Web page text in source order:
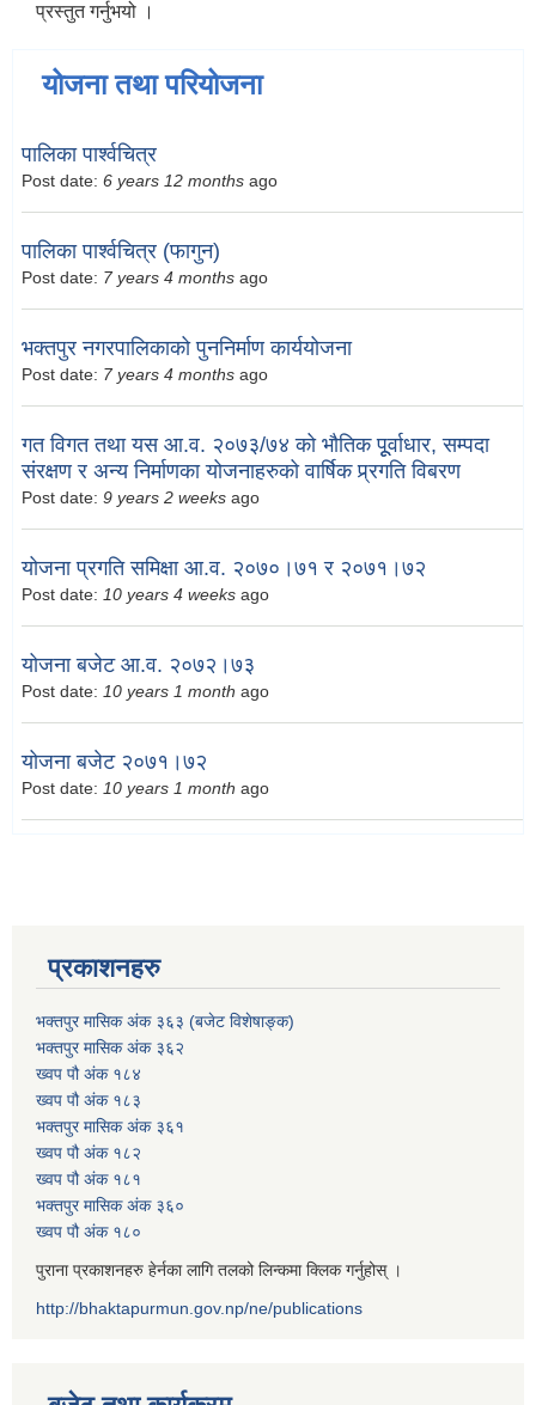
प्रस्तुत गर्नुभयो ।
योजना तथा परियोजना
पालिका पार्श्वचित्र
Post date: 6 years 12 months ago
पालिका पार्श्वचित्र (फागुन)
Post date: 7 years 4 months ago
भक्तपुर नगरपालिकाको पुननिर्माण कार्ययोजना
Post date: 7 years 4 months ago
गत विगत तथा यस आ.व. २०७३/७४ को भौतिक पूूर्वाधार, सम्पदा
संरक्षण र अन्य निर्माणका योजनाहरुको वार्षिक प्र्रगति विबरण
Post date: 9 years 2 weeks ago
योजना प्रगति समिक्षा आ.व. २०७०।७१ र २०७१।७२
Post date: 10 years 4 weeks ago
योजना बजेट आ.व. २०७२।७३
Post date: 10 years 1 month ago
योजना बजेट २०७१।७२
Post date: 10 years 1 month ago
प्रकाशनहरु
भक्तपुर मासिक अंक ३६३ (बजेट विशेषाङ्क)
भक्तपुर मासिक अंक ३६२
ख्वप पौ अंक १८४
ख्वप पौ अंक १८३
भक्तपुर मासिक अंक ३६१
ख्वप पौ अंक १८२
ख्वप पौ अंक १८१
भक्तपुर मासिक अंक ३६०
ख्वप पौ अंक १८०
पुराना प्रकाशनहरु हेर्नका लागि तलको लिन्कमा क्लिक गर्नुहोस् ।
http://bhaktapurmun.gov.np/ne/publications